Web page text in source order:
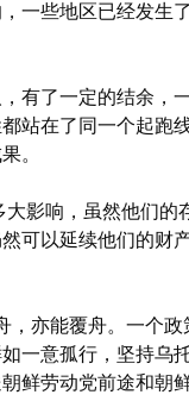
一些地区已经发生
有了一定的结余，
站在了同一个起跑
。
影响，虽然他们的
可以延续他们的财
亦能覆舟。一个
一意孤行，坚持乌
鲜劳动党前途和朝